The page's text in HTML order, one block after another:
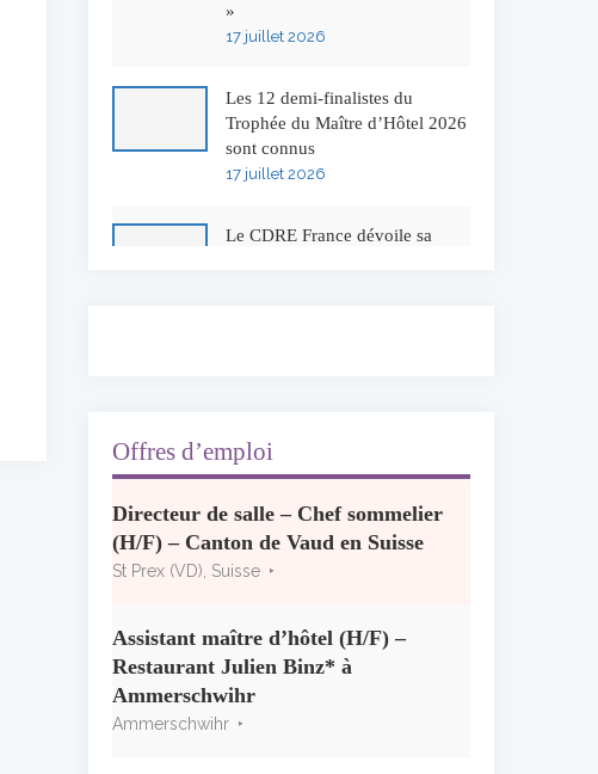
»
17 juillet 2026
Les 12 demi-finalistes du
Trophée du Maître d’Hôtel 2026
sont connus
17 juillet 2026
Le CDRE France dévoile sa
Concours général des métiers
« CSR » 2026 : le palmarès
officiel
10 juillet 2026
la Bourgogne
7 juillet 2026
Offres d’emploi
Directeur de salle – Chef sommelier
(H/F) – Canton de Vaud en Suisse
St Prex (VD), Suisse
Assistant maître d’hôtel (H/F) –
Restaurant Julien Binz* à
Ammerschwihr
Ammerschwihr